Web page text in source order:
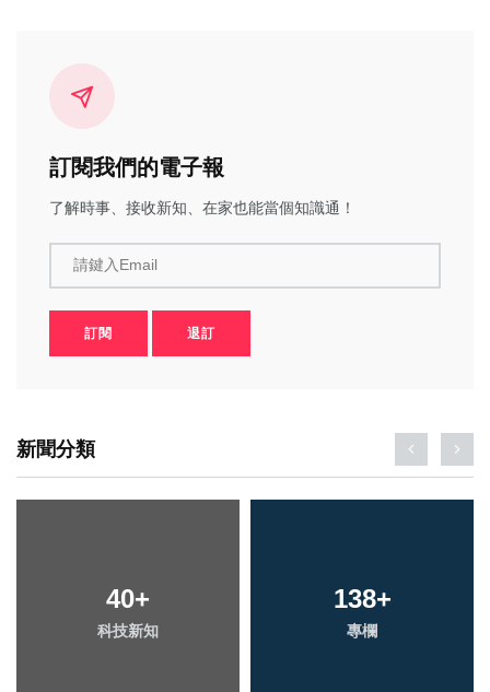
訂閱我們的電子報
了解時事、接收新知、在家也能當個知識通！
請鍵入Email
訂閱 退訂
新聞分類
40+
科技新知
138+
專欄
275+
文教
78+
宗教